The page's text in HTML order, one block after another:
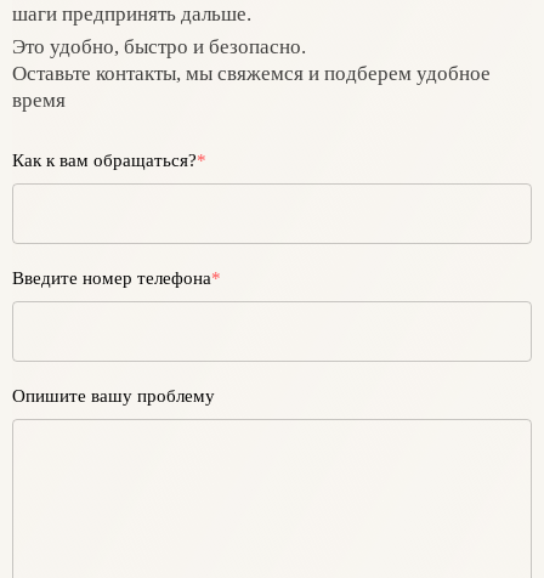
шаги предпринять дальше.
Это удобно, быстро и безопасно.
Оставьте контакты, мы свяжемся и подберем удобное
время
Как к вам обращаться?*
Введите номер телефона*
Опишите вашу проблему